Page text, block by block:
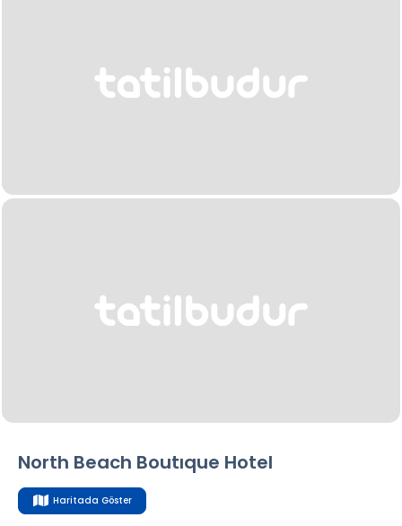
North Beach Boutıque Hotel
Haritada Göster